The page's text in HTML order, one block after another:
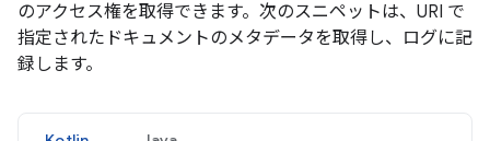
のアクセス権を取得できます。次のスニペットは、URI で
指定されたドキュメントのメタデータを取得し、ログに記
録します。